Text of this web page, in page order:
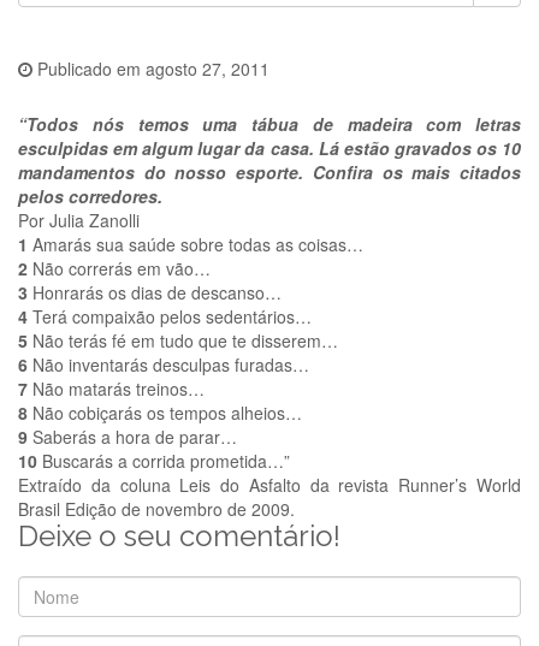
Publicado em agosto 27, 2011
“Todos nós temos uma tábua de madeira com letras
esculpidas em algum lugar da casa. Lá estão gravados os 10
mandamentos do nosso esporte. Confira os mais citados
pelos corredores.
Por Julia Zanolli
1 Amarás sua saúde sobre todas as coisas…
2 Não correrás em vão…
3 Honrarás os dias de descanso…
4 Terá compaixão pelos sedentários…
5 Não terás fé em tudo que te disserem…
6 Não inventarás desculpas furadas…
7 Não matarás treinos…
8 Não cobiçarás os tempos alheios…
9 Saberás a hora de parar…
10 Buscarás a corrida prometida…”
Extraído da coluna Leis do Asfalto da revista Runner’s World
Brasil Edição de novembro de 2009.
Deixe o seu comentário!